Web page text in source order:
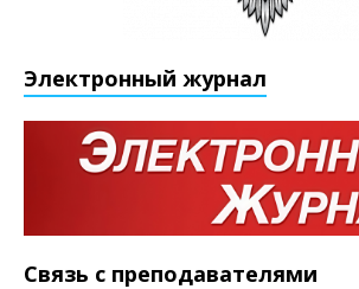
Электронный журнал
Связь с преподавателями